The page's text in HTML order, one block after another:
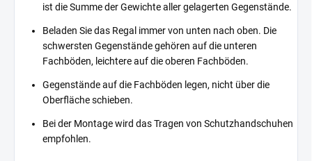
ist die Summe der Gewichte aller gelagerten Gegenstände.
Beladen Sie das Regal immer von unten nach oben. Die
schwersten Gegenstände gehören auf die unteren
Fachböden, leichtere auf die oberen Fachböden.
Gegenstände auf die Fachböden legen, nicht über die
Oberfläche schieben.
Bei der Montage wird das Tragen von Schutzhandschuhen
empfohlen.